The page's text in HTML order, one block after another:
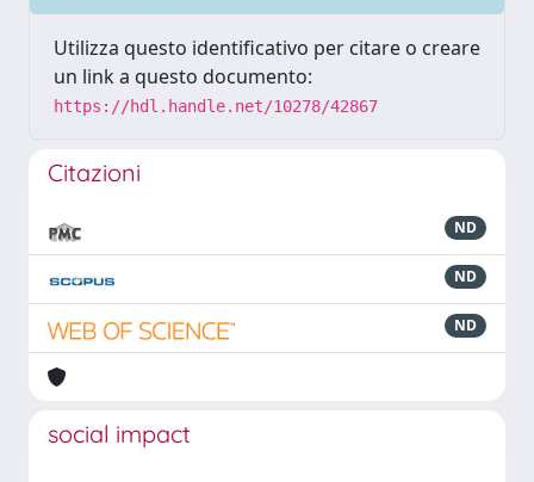
Utilizza questo identificativo per citare o creare
un link a questo documento:
https://hdl.handle.net/10278/42867
Citazioni
ND
ND
ND
social impact